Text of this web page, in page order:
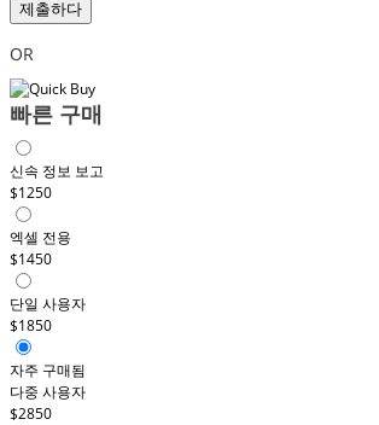
제출하다
OR
빠른 구매
신속 정보 보고
$1250
엑셀 전용
$1450
단일 사용자
$1850
자주 구매됨
다중 사용자
$2850